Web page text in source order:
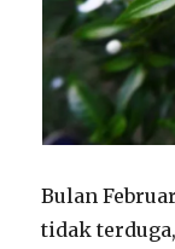
Bulan
tidak